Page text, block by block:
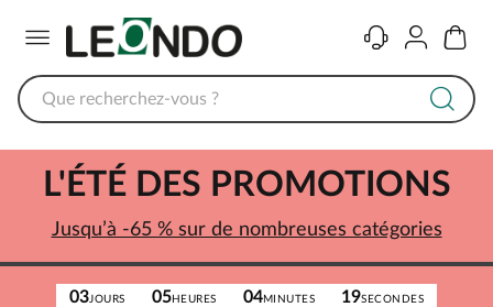
ContactComptePanier
03JOURS 05HEURES 04MINUTES 19SECONDES
L'ÉTÉ DES PROMOTIONS
Jusqu’à -65 % sur de nombreuses catégories